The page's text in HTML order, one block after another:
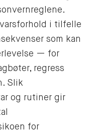
i tilfelle
som kan
— for
regress
Slik
og rutiner gir
for